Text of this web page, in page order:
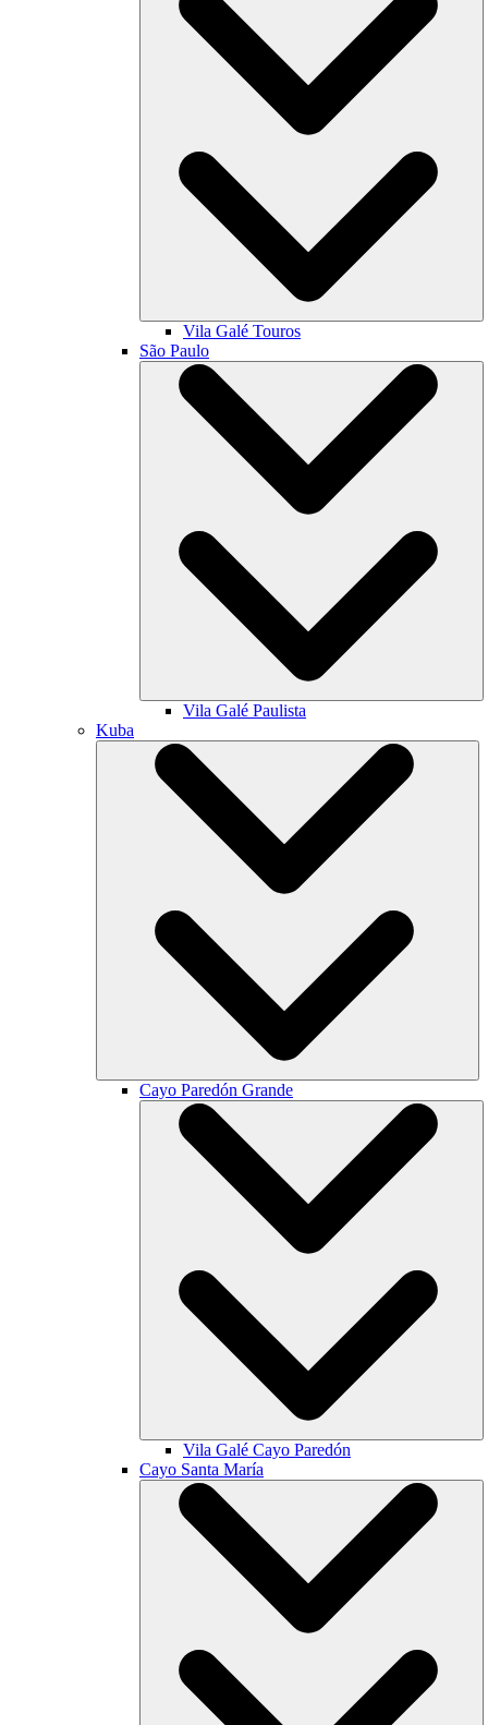
Vila Galé Touros
São Paulo
Vila Galé Paulista
Kuba
Cayo Paredón Grande
Vila Galé Cayo Paredón
Cayo Santa María